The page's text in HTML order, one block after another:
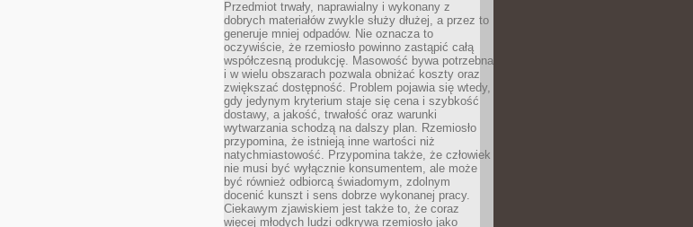
Przedmiot trwały, naprawialny i wykonany z
dobrych materiałów zwykle służy dłużej, a przez to
generuje mniej odpadów. Nie oznacza to
oczywiście, że rzemiosło powinno zastąpić całą
współczesną produkcję. Masowość bywa potrzebna
i w wielu obszarach pozwala obniżać koszty oraz
zwiększać dostępność. Problem pojawia się wtedy,
gdy jedynym kryterium staje się cena i szybkość
dostawy, a jakość, trwałość oraz warunki
wytwarzania schodzą na dalszy plan. Rzemiosło
przypomina, że istnieją inne wartości niż
natychmiastowość. Przypomina także, że człowiek
nie musi być wyłącznie konsumentem, ale może
być również odbiorcą świadomym, zdolnym
docenić kunszt i sens dobrze wykonanej pracy.
Ciekawym zjawiskiem jest także to, że coraz
więcej młodych ludzi odkrywa rzemiosło jako